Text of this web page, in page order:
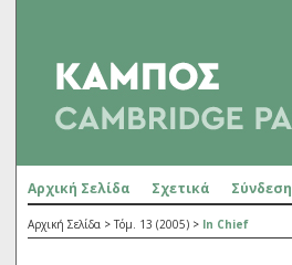
Αρχική Σελίδα Σχετικά Σύνδεση
Αρχική Σελίδα >Τόμ. 13 (2005) > In Chief